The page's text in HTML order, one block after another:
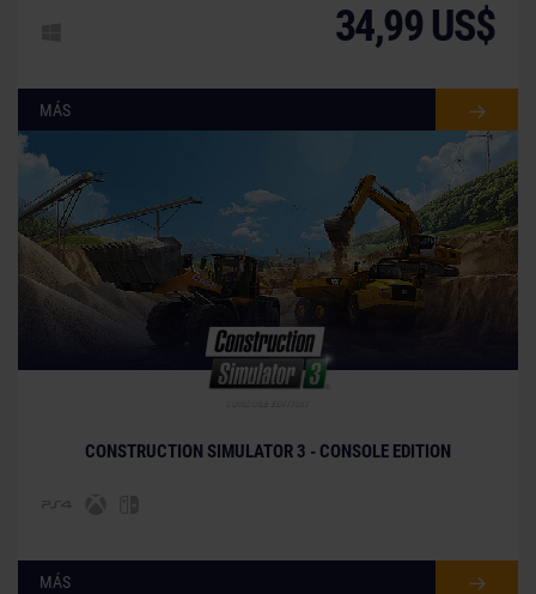
34,99 US$
MÁS
© [Translate to Spanish (Spain):]
CONSTRUCTION SIMULATOR 3 - CONSOLE EDITION
MÁS